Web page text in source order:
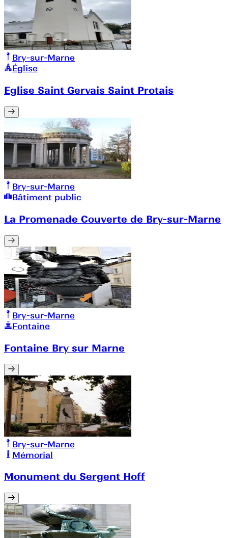
Bry-sur-Marne
Église
Eglise Saint Gervais Saint Protais
Bry-sur-Marne
Bâtiment public
La Promenade Couverte de Bry-sur-Marne
Bry-sur-Marne
Fontaine
Fontaine Bry sur Marne
Bry-sur-Marne
Mémorial
Monument du Sergent Hoff